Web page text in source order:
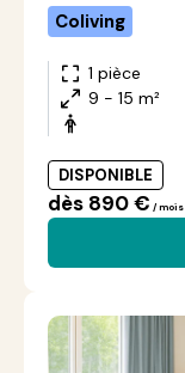
Coliving
1 pièce
9 - 15 m²
DISPONIBLE
dès 890 € / mois